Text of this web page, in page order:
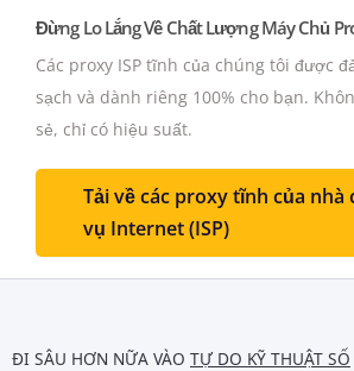
Đừng Lo Lắng Về Chất Lượng Máy Chủ
Các proxy ISP tĩnh của chúng tôi được
sạch và dành riêng 100% cho bạn.
sẻ, chỉ có hiệu suất.
Tải về các proxy tĩnh của nhà
vụ Internet (ISP)
ĐI SÂU HƠN NỮA VÀO TỰ DO KỸ THUẬT SỐ